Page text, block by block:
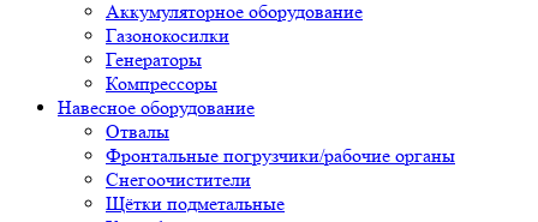
Аккумуляторное оборудование
Газонокосилки
Генераторы
Компрессоры
Навесное оборудование
Отвалы
Фронтальные погрузчики/рабочие органы
Снегоочистители
Щётки подметальные